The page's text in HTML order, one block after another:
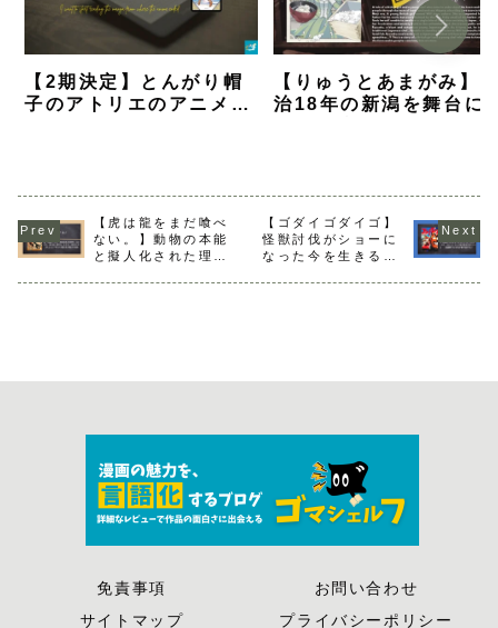
【2期決定】とんがり帽
子のアトリエのアニメの
【りゅうとあまがみ】
治18年の新潟を舞台に
【虎は龍をまだ喰べ
ない。】動物の本能
と擬人化された理性
【ゴダイゴダイゴ】
怪獣討伐がショーに
なった今を生きる！
免責事項
お問い合わせ
サイトマップ
プライバシーポリシー